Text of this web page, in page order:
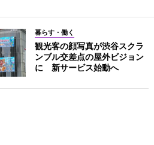
暮らす・働く
観光客の顔写真が渋谷スクラ
ンブル交差点の屋外ビジョン
に 新サービス始動へ